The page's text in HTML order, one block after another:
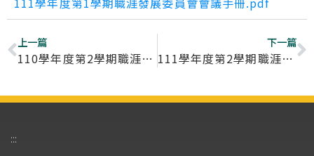
上一篇
110學年度第2學期職涯發展委員會會議
下一篇
111學年度第2學期職涯發展委員會會議
:::